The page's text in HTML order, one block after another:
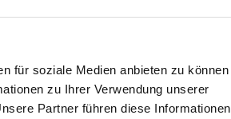
für soziale Medien anbieten zu können
zu Ihrer Verwendung unserer
Partner führen diese Informationen